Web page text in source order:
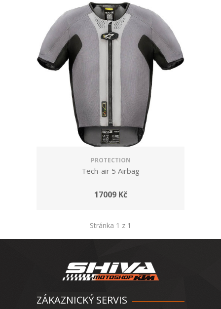
PROTECTION
Tech-air 5 Airbag
17009 Kč
Stránka 1 z 1
ZÁKAZNICKÝ SERVIS